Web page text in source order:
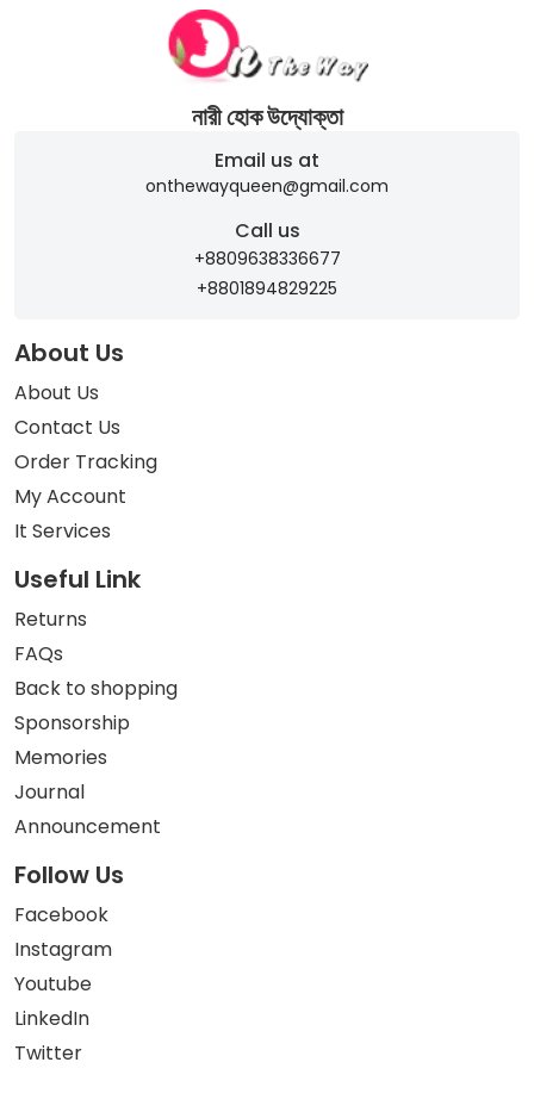
নারী হোক উদ্যোক্তা
Email us at
onthewayqueen@gmail.com
Call us
+8809638336677
+8801894829225
About Us
About Us
Contact Us
Order Tracking
My Account
It Services
Useful Link
Returns
FAQs
Back to shopping
Sponsorship
Memories
Journal
Announcement
Follow Us
Facebook
Instagram
Youtube
LinkedIn
Twitter